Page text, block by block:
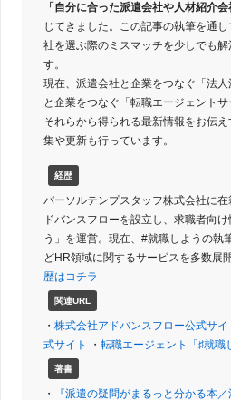
「自分に合った派遣会社や人材紹介会
じてきました。この記事の執筆を通
社を選ぶ際のミスマッチを少しでも
す。
現在、派遣会社と企業をつなぐ「法
と企業をつなぐ「転職エージェントサ
それらから得られる最新情報をお伝
集や更新も行っています。
経歴
パーソルテンプスタッフ株式会社に
ドバンスフローを設立し、求職者向
う」を運営。現在、#就職しようの執
どHR領域に関するサービスを多数展
歴はコチラ
関連URL
・ 株式会社アドバンスフロー公式サイ
式サイト
・ 転職エージェント「♯就職
著書
・ 『派遣の疑問がまるっと分かる本／